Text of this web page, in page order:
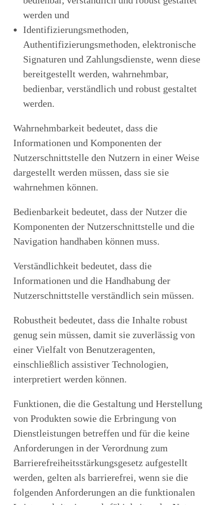
werden und
Identifizierungsmethoden,
Authentifizierungsmethoden, elektronische
Signaturen und Zahlungsdienste, wenn diese
bereitgestellt werden, wahrnehmbar,
bedienbar, verständlich und robust gestaltet
werden.
Wahrnehmbarkeit bedeutet, dass die
Informationen und Komponenten der
Nutzerschnittstelle den Nutzern in einer Weise
dargestellt werden müssen, dass sie sie
wahrnehmen können.
Bedienbarkeit bedeutet, dass der Nutzer die
Komponenten der Nutzerschnittstelle und die
Navigation handhaben können muss.
Verständlichkeit bedeutet, dass die
Informationen und die Handhabung der
Nutzerschnittstelle verständlich sein müssen.
Robustheit bedeutet, dass die Inhalte robust
genug sein müssen, damit sie zuverlässig von
einer Vielfalt von Benutzeragenten,
einschließlich assistiver Technologien,
interpretiert werden können.
Funktionen, die die Gestaltung und Herstellung
von Produkten sowie die Erbringung von
Dienstleistungen betreffen und für die keine
Anforderungen in der Verordnung zum
Barrierefreiheitsstärkungsgesetz aufgestellt
werden, gelten als barrierefrei, wenn sie die
folgenden Anforderungen an die funktionalen